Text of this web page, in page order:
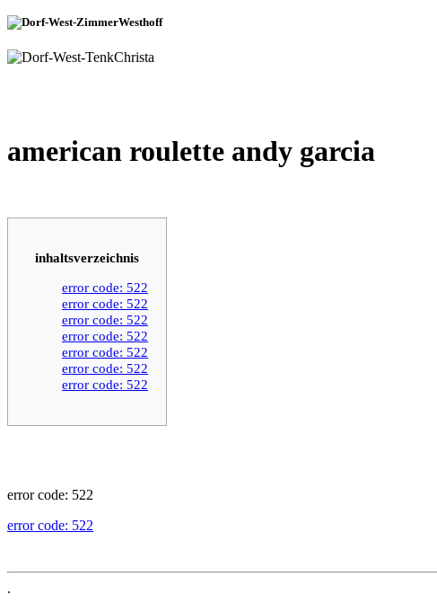
american roulette andy garcia
inhaltsverzeichnis
error code: 522
error code: 522
error code: 522
error code: 522
error code: 522
error code: 522
error code: 522
error code: 522
error code: 522
.